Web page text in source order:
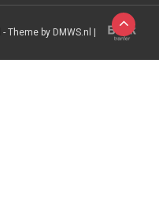
- Theme by DMWS.nl